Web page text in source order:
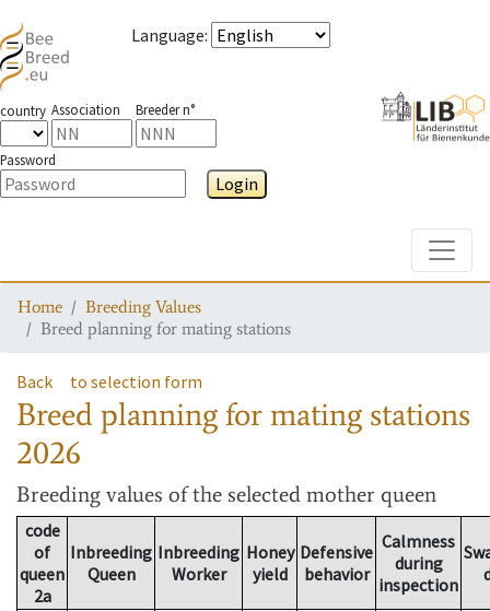
Language:
country Association Breeder n°
Password
Login
Home
Breeding Values
Breed planning for mating stations
Back to selection form
Breed planning for mating stations
2026
Breeding values of the selected mother queen
code
of
queen
2a
Inbreeding
Queen
Inbreeding
Worker
Honey
yield
Defensive
behavior
Calmness
during
inspection